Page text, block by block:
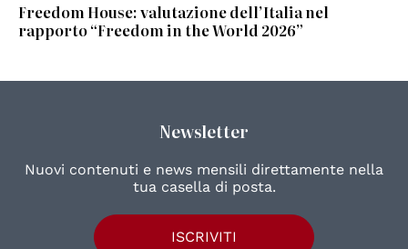
Freedom House: valutazione dell’Italia nel
rapporto “Freedom in the World 2026”
Newsletter
Nuovi contenuti e news mensili direttamente nella
tua casella di posta.
ISCRIVITI